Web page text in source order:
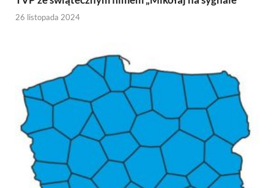
26 listopada 2024